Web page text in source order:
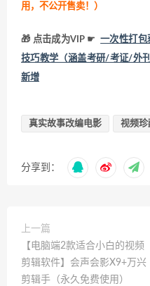
用，不公开售卖！ ）
🎁 点击成为VIP ☛ 一次性打包
技巧教学（涵盖考研/考证/外
新增
真实故事改编电影 视频珍
分享到：
上一篇
【电脑端2款适合小白的视频
剪辑软件】会声会影X9+万兴
剪辑手（永久免费使用）